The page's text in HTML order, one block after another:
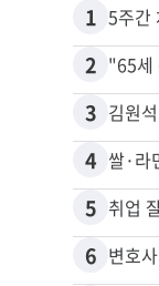
1 5주간
2
3 김원
4
5 취업
6